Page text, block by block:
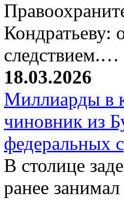
Кондратьеву:
следствием.…
18.03.2026
Миллиарды в
чиновник из
федеральных
В столице
ранее